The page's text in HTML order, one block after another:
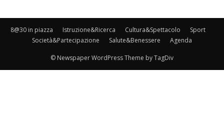
8@30 in piazza Istruzione&Ricerca Cultura&Spettacolo
Sport
Società&Partecipazione
Salute&Benessere Agenda
© Newspaper WordPress Theme by TagDiv